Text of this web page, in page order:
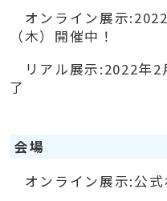
オンライン展示
（木）開催中！
リアル展示:2022年2
了
会場
オンライン展示:公式